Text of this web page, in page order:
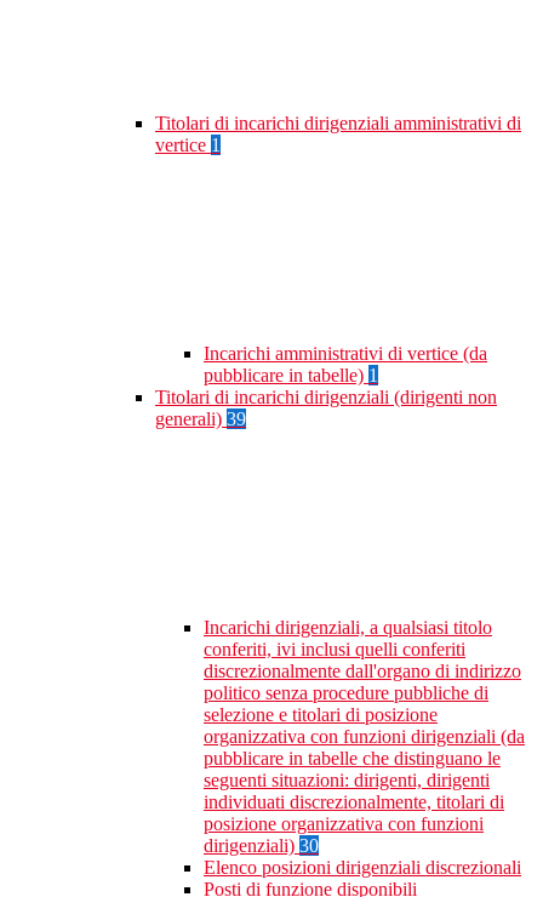
Titolari di incarichi dirigenziali amministrativi di
vertice 1
Incarichi amministrativi di vertice (da
pubblicare in tabelle) 1
Titolari di incarichi dirigenziali (dirigenti non
generali) 39
Incarichi dirigenziali, a qualsiasi titolo
conferiti, ivi inclusi quelli conferiti
discrezionalmente dall'organo di indirizzo
politico senza procedure pubbliche di
selezione e titolari di posizione
organizzativa con funzioni dirigenziali (da
pubblicare in tabelle che distinguano le
seguenti situazioni: dirigenti, dirigenti
individuati discrezionalmente, titolari di
posizione organizzativa con funzioni
dirigenziali) 30
Elenco posizioni dirigenziali discrezionali
Posti di funzione disponibili